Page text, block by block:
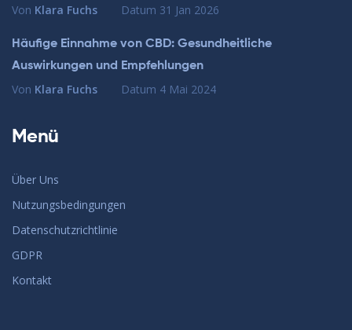
Von Klara Fuchs Datum 31 Jan 2026
Häufige Einnahme von CBD: Gesundheitliche
Auswirkungen und Empfehlungen
Von Klara Fuchs Datum 4 Mai 2024
Menü
Über Uns
Nutzungsbedingungen
Datenschutzrichtlinie
GDPR
Kontakt